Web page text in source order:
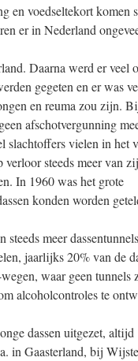
en voedseltekort komen
er in Nederland
Daarna werd er veel
gegeten en er was
en reuma zou zijn.
afschotvergunning
vielen in het
steeds meer van
In 1960 was het grote
konden worden
meer
jaarlijks 20% van de
waar geen tunnels
alcoholcontroles te
dassen uitgezet, altijd
in Gaasterland, bij